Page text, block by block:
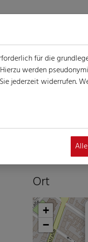
Ort
+
−
für die
werden
jederzeit widerrufen.